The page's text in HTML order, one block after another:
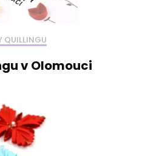
QUILLINGU
v Olomouci